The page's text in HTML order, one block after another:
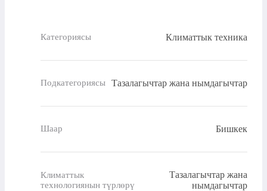
Категориясы Климаттык техника
Подкатегориясы Тазалагычтар жана нымдагычтар
Шаар Бишкек
Климаттык
технологиянын түрлөрү
Тазалагычтар жана
нымдагычтар